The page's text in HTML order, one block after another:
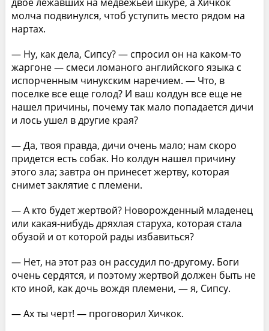
молча подвинулся, чтоб уступить место рядом на
нартах.
— Ну, как дела, Сипсу? — спросил он на каком-то
жаргоне — смеси ломаного английского языка с
испорченным чинукским наречием. — Что, в
поселке все еще голод? И ваш колдун все еще не
нашел причины, почему так мало попадается дичи
и лось ушел в другие края?
— Да, твоя правда, дичи очень мало; нам скоро
придется есть собак. Но колдун нашел причину
этого зла; завтра он принесет жертву, которая
снимет заклятие с племени.
— А кто будет жертвой? Новорожденный младенец
или какая-нибудь дряхлая старуха, которая стала
обузой и от которой рады избавиться?
— Нет, на этот раз он рассудил по-другому. Боги
очень сердятся, и поэтому жертвой должен быть не
кто иной, как дочь вождя племени, — я, Сипсу.
— Ах ты черт! — проговорил Хичкок.